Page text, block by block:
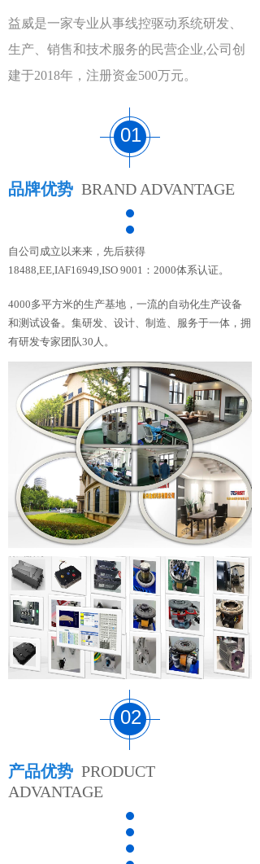
益威是一家专业从事线控驱动系统研发、
生产、销售和技术服务的民营企业,公司创
建于2018年，注册资金500万元。
01
自公司成立以来来，先后获得
18488,EE,IAF16949,ISO 9001：2000体系认证。
4000多平方米的生产基地，一流的自动化生产设备
和测试设备。集研发、设计、制造、服务于一体，拥
有研发专家团队30人。
品牌优势 BRAND ADVANTAGE
02
产品优势 PRODUCT
ADVANTAGE